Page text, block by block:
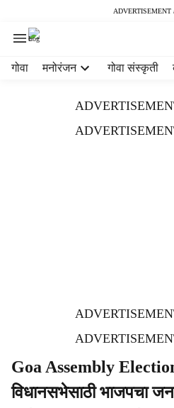
ADVERTISEMENT
गोवा मनोरंजन गोवा संस्कृती
Goa Assembly
विधानसभेसाठी भाजपचा